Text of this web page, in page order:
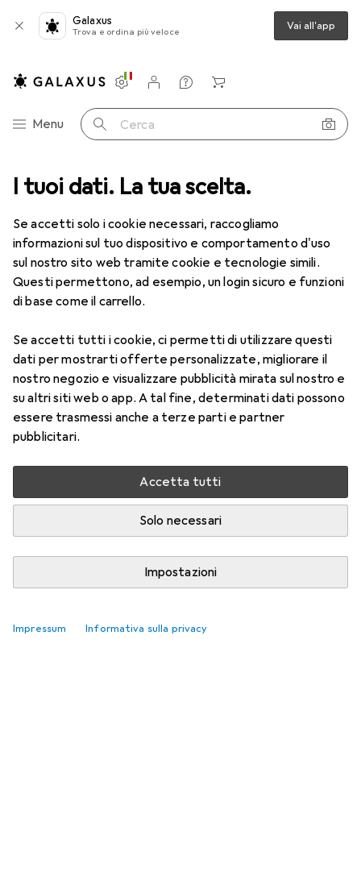
I tuoi dati. La tua scelta.
Se accetti solo i cookie necessari, raccogliamo
informazioni sul tuo dispositivo e comportamento d'uso
sul nostro sito web tramite cookie e tecnologie simili.
Questi permettono, ad esempio, un login sicuro e funzioni
di base come il carrello.
Se accetti tutti i cookie, ci permetti di utilizzare questi
dati per mostrarti offerte personalizzate, migliorare il
nostro negozio e visualizzare pubblicità mirata sul nostro e
su altri siti web o app. A tal fine, determinati dati possono
essere trasmessi anche a terze parti e partner
pubblicitari.
Accetta tutti
Solo necessari
Impostazioni
Impressum Informativa sulla privacy
Galaxus
Trova e ordina più veloce Vai all'app
Categoria Navigazione
Menu Cerca
Impostazioni
Conto cliente
Liste di confronto
Liste dei desideri
Carrello
Utensileria Utensili elettrici Accessori elettroutensili
Accessori elettroutensili
ScopriForum
Lame da sega più venduti